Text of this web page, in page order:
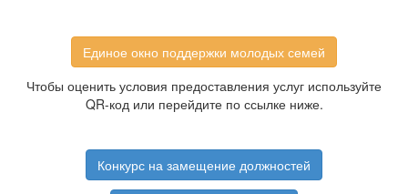
Единое окно поддержки молодых семей
Чтобы оценить условия предоставления услуг используйте
QR-код или перейдите по ссылке ниже.
Конкурс на замещение должностей